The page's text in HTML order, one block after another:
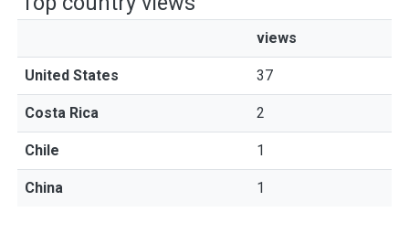
views
United States 37
Costa Rica 2
Chile 1
China 1